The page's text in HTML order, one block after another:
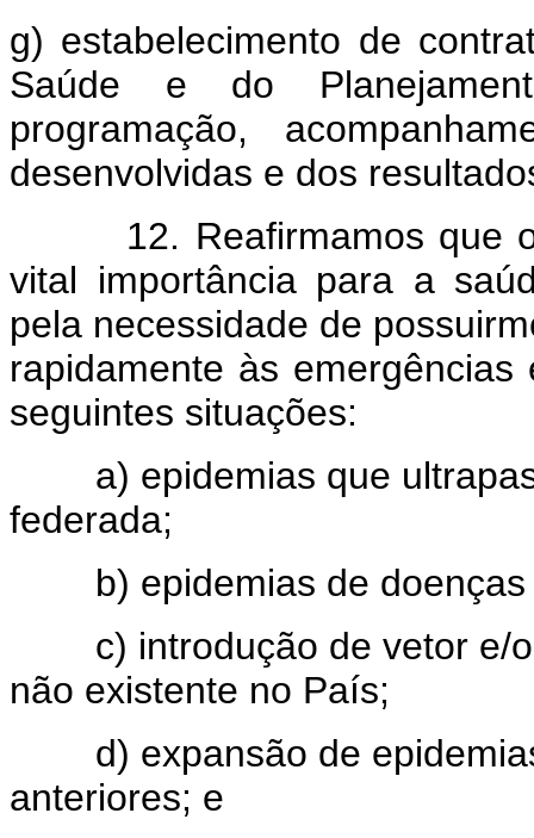
g) estabelecimento de
Saúde e do
programação,
desenvolvidas e dos
12. Reafirmamos que o
vital importância para a
pela necessidade de
rapidamente às
seguintes situações:
a) epidemias que
federada;
b) epidemias de doenças
c) introdução de vetor e/
não existente no País;
d) expansão de epidemias
anteriores; e